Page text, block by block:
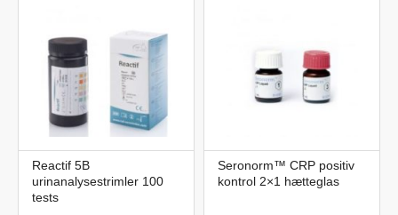
Reactif 5B
urinanalysestrimler 100
tests
Seronorm™ CRP positiv
kontrol 2×1 hætteglas